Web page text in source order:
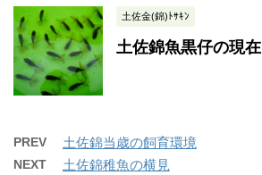
土佐金(錦)ﾄｻｷﾝ
土佐錦魚黒仔の現在
PREV 土佐錦当歳の飼育環境
NEXT 土佐錦稚魚の横見